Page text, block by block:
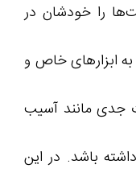
را خودشان در
به ابزارهای خاص و
جدی مانند آسیب
باشد. در این